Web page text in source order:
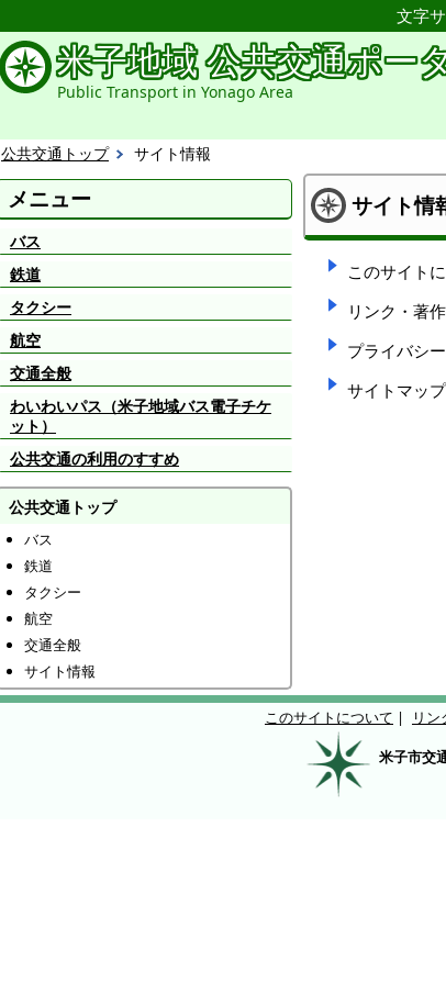
文字
米子地域 公共交通ポー
Public Transport in Yonago Area
公共交通トップ サイト情報
メニュー
バス
鉄道
タクシー
航空
交通全般
わいわいパス（米子地域バス電子チケ
ット）
公共交通の利用のすすめ
公共交通トップ
バス
鉄道
タクシー
航空
交通全般
サイト情報
サイト情
このサイト
リンク・著
プライバシ
サイトマップ
このサイトについて | リ
米子市交